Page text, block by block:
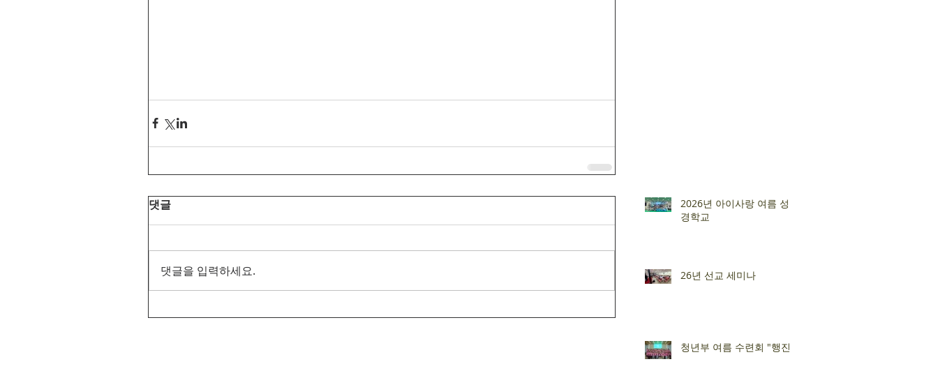
댓글
댓글을 입력하세요.
2026년 아이사랑 여름 성
경학교
26년 선교 세미나
청년부 여름 수련회 "행진"